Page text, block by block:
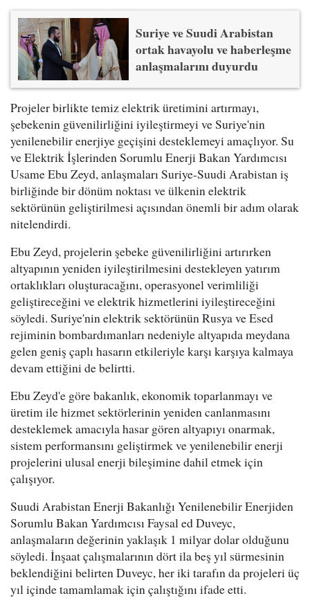
Suriye ve Suudi Arabistan
ortak havayolu ve haberleşme
anlaşmalarını duyurdu
Projeler birlikte temiz elektrik üretimini artırmayı,
şebekenin güvenilirliğini iyileştirmeyi ve Suriye'nin
yenilenebilir enerjiye geçişini desteklemeyi amaçlıyor. Su
ve Elektrik İşlerinden Sorumlu Enerji Bakan Yardımcısı
Usame Ebu Zeyd, anlaşmaları Suriye-Suudi Arabistan iş
birliğinde bir dönüm noktası ve ülkenin elektrik
sektörünün geliştirilmesi açısından önemli bir adım olarak
nitelendirdi.
Ebu Zeyd, projelerin şebeke güvenilirliğini artırırken
altyapının yeniden iyileştirilmesini destekleyen yatırım
ortaklıkları oluşturacağını, operasyonel verimliliği
geliştireceğini ve elektrik hizmetlerini iyileştireceğini
söyledi. Suriye'nin elektrik sektörünün Rusya ve Esed
rejiminin bombardımanları nedeniyle altyapıda meydana
gelen geniş çaplı hasarın etkileriyle karşı karşıya kalmaya
devam ettiğini de belirtti.
Ebu Zeyd'e göre bakanlık, ekonomik toparlanmayı ve
üretim ile hizmet sektörlerinin yeniden canlanmasını
desteklemek amacıyla hasar gören altyapıyı onarmak,
sistem performansını geliştirmek ve yenilenebilir enerji
projelerini ulusal enerji bileşimine dahil etmek için
çalışıyor.
Suudi Arabistan Enerji Bakanlığı Yenilenebilir Enerjiden
Sorumlu Bakan Yardımcısı Faysal ed Duveyc,
anlaşmaların değerinin yaklaşık 1 milyar dolar olduğunu
söyledi. İnşaat çalışmalarının dört ila beş yıl sürmesinin
beklendiğini belirten Duveyc, her iki tarafın da projeleri üç
yıl içinde tamamlamak için çalıştığını ifade etti.